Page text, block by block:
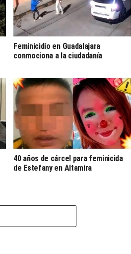
Feminicidio en Guadalajara
conmociona a la ciudadanía
40 años de cárcel para feminicida
de Estefany en Altamira